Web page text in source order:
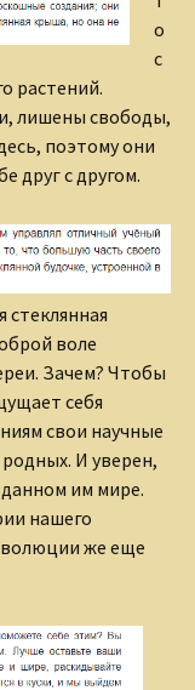
о
с
растений.
лишены свободы,
поэтому они
друг с другом.
стеклянная
воле
Зачем? Чтобы
себя
свои научные
И уверен,
им мире.
нашего
же еще